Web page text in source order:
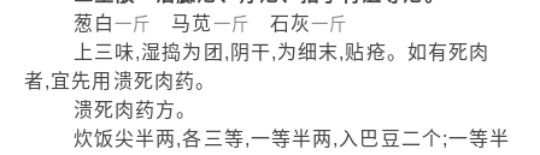
葱白一斤 马苋一斤 石灰一斤
上三味,湿捣为团,阴干,为细末,贴疮。如有死肉
者,宜先用溃死肉药。
溃死肉药方。
炊饭尖半两,各三等,一等半两,入巴豆二个;一等半